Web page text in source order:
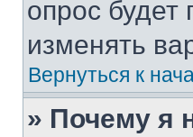
опрос
изменять
Вернуться к
» Почему я